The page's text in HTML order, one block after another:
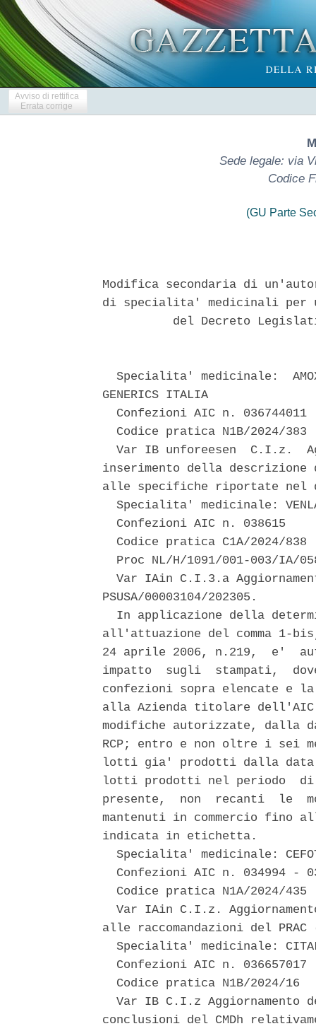
Avviso di rettifica
Errata corrige
Sede legale: via
Codice
(GU Parte
Modifica secondaria di
di specialita' medicinali per
del Decreto
Specialita' medicinale:
GENERICS ITALIA
  Confezioni AIC n. 036744011
  Codice pratica N1B/2024/383
Var IB unforeesen  C.I.z.
inserimento della
alle specifiche riportate nel
Specialita' medicinale:
  Confezioni AIC n. 038615
  Codice pratica C1A/2024/838
Proc NL/H/1091/001-003/IA/
Var IAin C.I.3.a
PSUSA/00003104/202305.
In applicazione della
all'attuazione del comma 1-
24 aprile 2006, n.219,  e'
impatto  sugli  stampati,
confezioni sopra elencate
alla Azienda titolare
modifiche autorizzate, dalla
RCP; entro e non oltre i sei
lotti gia' prodotti dalla
lotti prodotti nel periodo  di
presente,  non  recanti  le
mantenuti in commercio fino
indicata in etichetta.
Specialita' medicinale:
Confezioni AIC n. 034994 -
  Codice pratica N1A/2024/435
Var IAin C.I.z.
alle raccomandazioni del PRAC
Specialita' medicinale:
  Confezioni AIC n. 036657017
  Codice pratica N1B/2024/16
Var IB C.I.z Aggiornamento
conclusioni del CMDh